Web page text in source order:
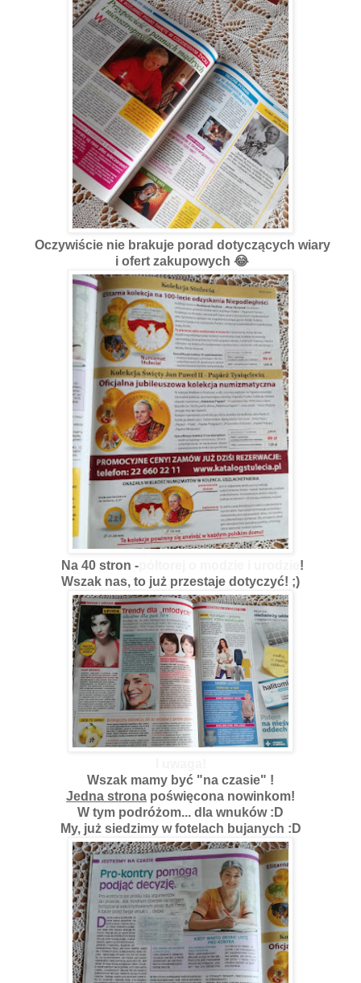
Oczywiście nie brakuje porad dotyczących wiary
i ofert zakupowych 😂
Na 40 stron -półtorej o modzie i urodzie !
Wszak nas, to już przestaje dotyczyć! ;)
Wszak mamy być "na czasie" !
Jedna strona poświęcona nowinkom!
W tym podróżom... dla wnuków :D
My, już siedzimy w fotelach bujanych :D